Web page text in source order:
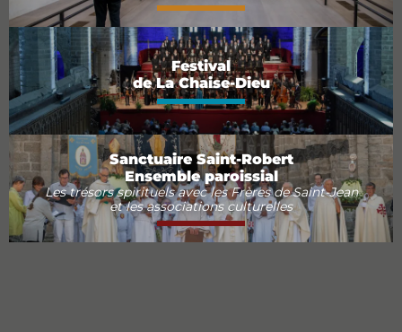
Festival
de La Chaise-Dieu
Sanctuaire Saint-Robert
Ensemble paroissial
Les trésors spirituels avec les Frères de Saint-Jean
et les associations culturelles